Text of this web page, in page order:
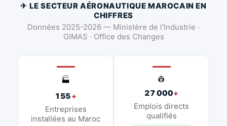
✈ LE SECTEUR AÉRONAUTIQUE MAROCAIN EN
CHIFFRES
Données 2025-2026 — Ministère de l'Industrie ·
GIMAS · Office des Changes
🏭
155+
Entreprises
installées au Maroc
👷
27 000+
Emplois directs
qualifiés